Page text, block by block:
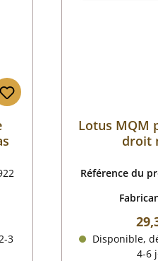
3
Lotus MQM
droit
Référence du
Disponible,
4-6